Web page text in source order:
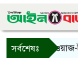
সর্বশেষঃ
শুধু আওয়াজ-